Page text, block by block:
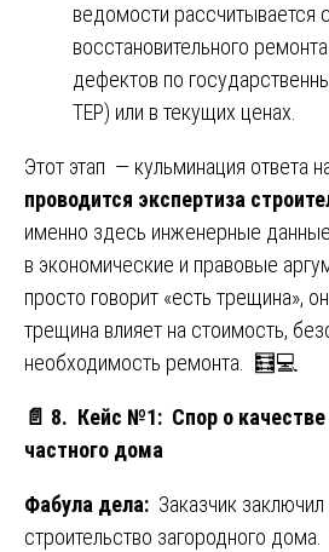
ведомости рассчитывается
восстановительного
дефектов по
ТЕР) или в текущих ценах.
Этот этап — кульминация ответа
проводится экспертиза
именно здесь инженерные
в экономические и правовые
просто говорит «есть трещина»,
трещина влияет на стоимость,
необходимость ремонта. 🧮💻
📄 8. Кейс №1: Спор о
частного дома
Фабула дела: Заказчик
строительство загородного